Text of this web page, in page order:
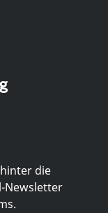
die
Newsletter